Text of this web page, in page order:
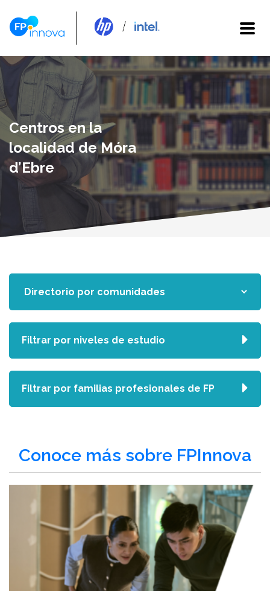
Centros en la
localidad de Móra
d’Ebre
Conoce más sobre FPInnova
Filtrar por niveles de estudio
Filtrar por familias profesionales de FP